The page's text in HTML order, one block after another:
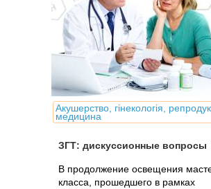
Акушерство, гінекологія,
медицина
ЗГТ: дискуссионные вопросы
В продолжение освещения
класса, прошедшего в рамках